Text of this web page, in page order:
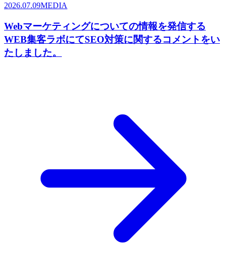
2026.07.09MEDIA
Webマーケティングについての情報を発信する
WEB集客ラボにてSEO対策に関するコメントをい
たしました。